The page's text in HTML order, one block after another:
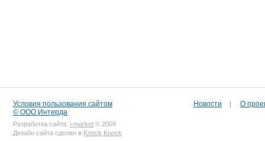
Условия пользования сайтом
© ООО Интерда
Разработка сайта: i-market © 2009
Дизайн сайта сделан в Knock Knock
Новости О